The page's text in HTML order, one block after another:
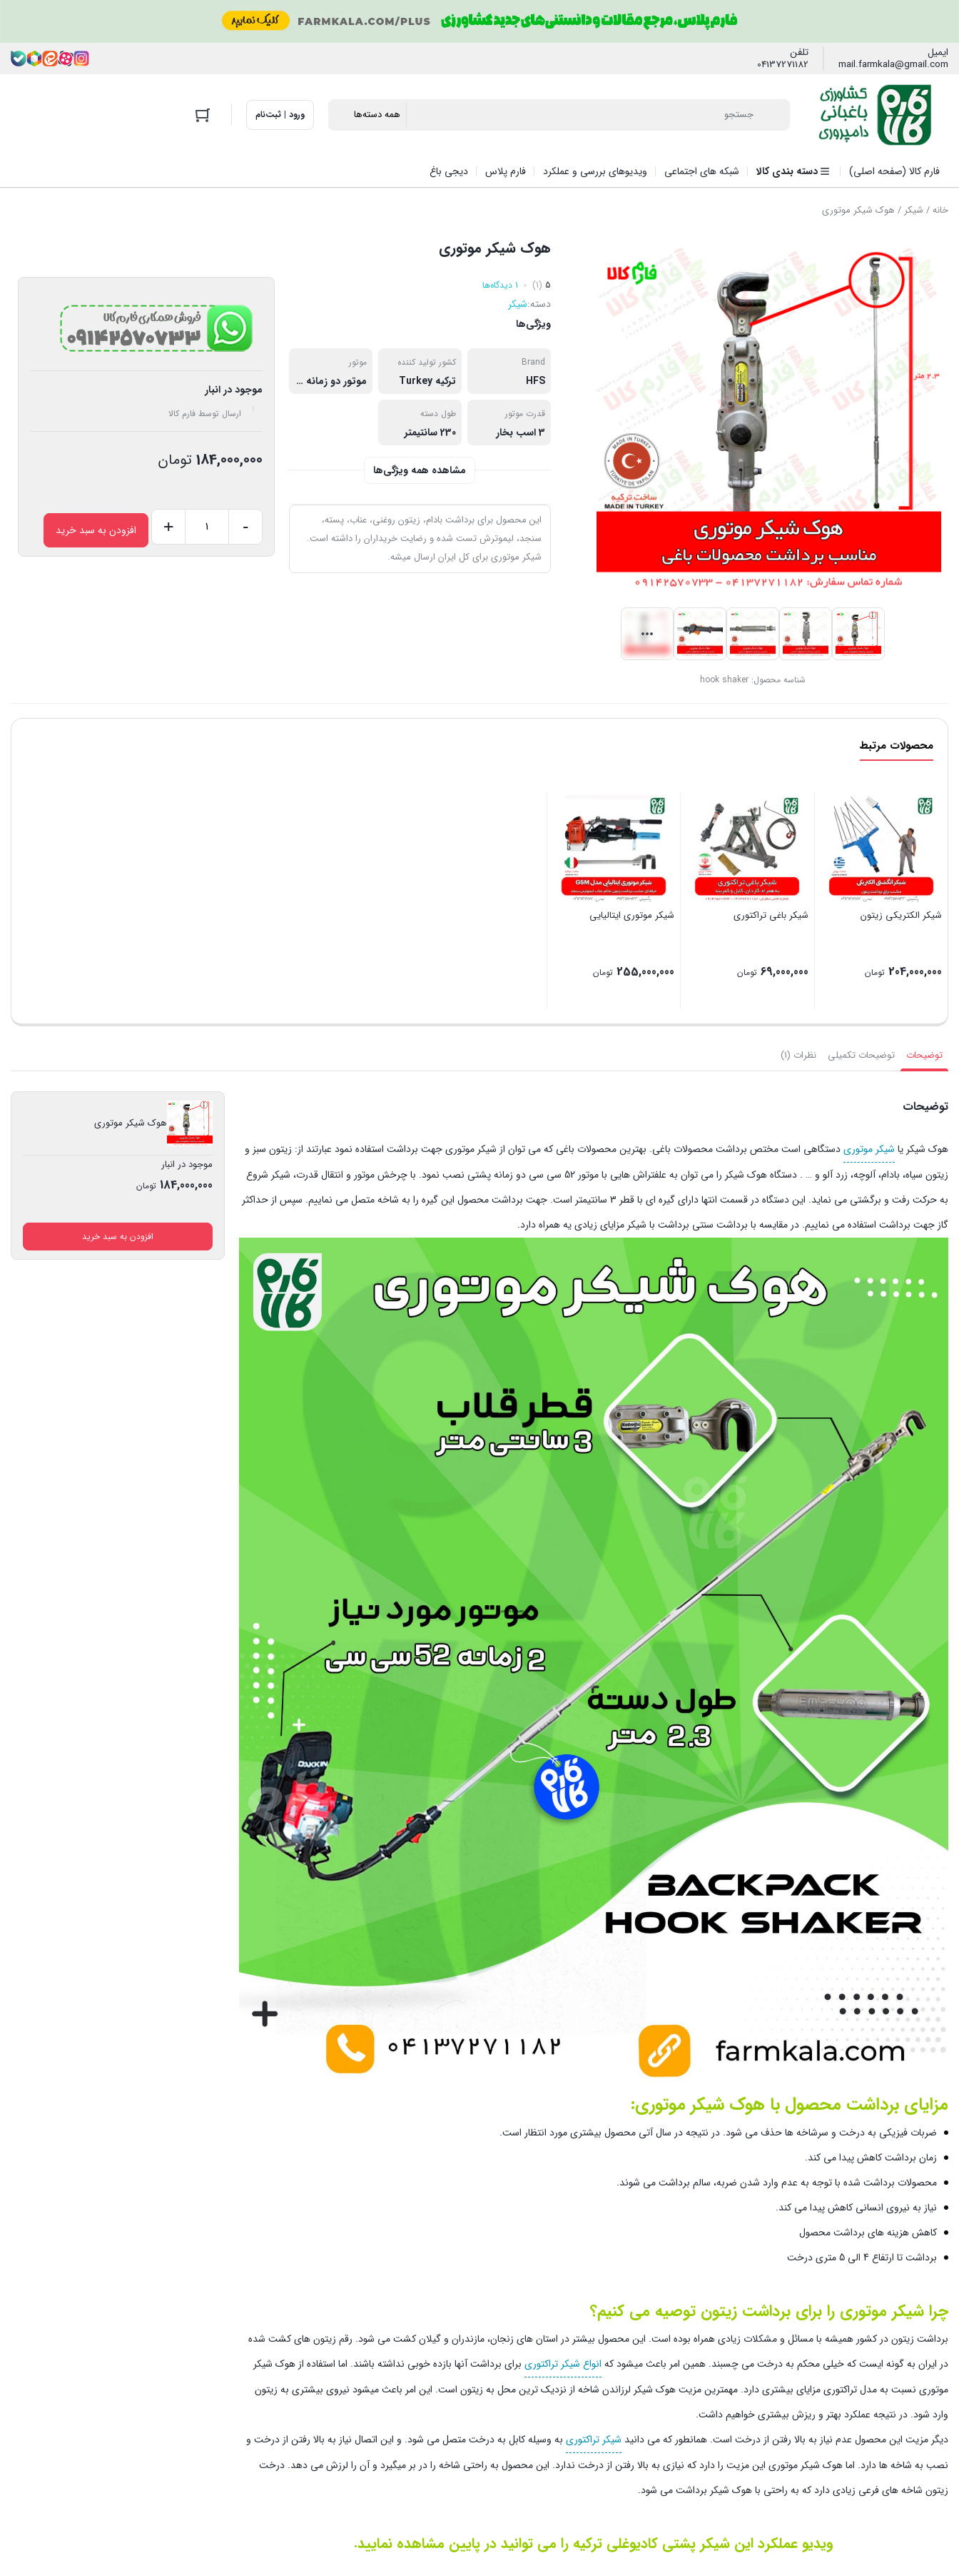
ایمیل
mail.farmkala@gmail.com
تلفن
04137271182
ورود | ثبت‌نام
فارم کالا (صفحه اصلی) دسته بندی کالا شبکه های اجتماعی ویدیوهای بررسی و عملکرد فارم پلاس دیجی باغ
خانه/ شیکر / هوک شیکر موتوری
شناسه محصول: hook shaker
هوک شیکر موتوری
5
(1) 1 دیدگاه‌ها
دسته:شیکر
ویژگی‌ها
Brand
HFS
کشور تولید کننده
ترکیه Turkey
موتور
موتور دو زمانه 63 سی سی پشتی
قدرت موتور
3 اسب بخار
طول دسته
230 سانتیمتر
مشاهده همه ویژگی‌ها
این محصول برای برداشت بادام، زیتون روغنی، عناب، پسته،
سنجد، لیموترش تست شده و رضایت خریداران را داشته است.
شیکر موتوری برای کل ایران ارسال میشه.
موجود در انبار
ارسال توسط فارم کالا
184,000,000 تومان
شیکر
-
+ افزودن به سبد خرید
محصولات مرتبط
شیکر الکتریکی زیتون
204,000,000 تومان
بستن
شیکر باغی تراکتوری
69,000,000 تومان
بستن
شیکر موتوری ایتالیایی
255,000,000 تومان
بستن
توضیحات توضیحات تکمیلی نظرات (1)
توضیحات
هوک شیکر یا شیکر موتوریدستگاهی است مختص برداشت محصولات باغی. بهترین محصولات باغی که می توان از شیکر موتوری جهت برداشت استفاده نمود عبارتند از: زیتون سبز و
زیتون سیاه، بادام، آلوچه، زرد آلو و … . دستگاه هوک شیکر را می توان به علفتراش هایی با موتور 52 سی سی دو زمانه پشتی نصب نمود. با چرخش موتور و انتقال قدرت، شیکر شروع
به حرکت رفت و برگشتی می نماید. این دستگاه در قسمت انتها دارای گیره ای با قطر 3 سانتیمتر است. جهت برداشت محصول این گیره را به شاخه متصل می نماییم. سپس از حداکثر
گاز جهت برداشت استفاده می نماییم. در مقایسه با برداشت سنتی برداشت با شیکر مزایای زیادی یه همراه دارد.
مزایای برداشت محصول با هوک شیکر موتوری:
ضربات فیزیکی به درخت و سرشاخه ها حذف می شود. در نتیجه در سال آتی محصول بیشتری مورد انتظار است.
زمان برداشت کاهش پیدا می کند.
محصولات برداشت شده با توجه به عدم وارد شدن ضربه، سالم برداشت می شوند.
نیاز به نیروی انسانی کاهش پیدا می کند.
کاهش هزینه های برداشت محصول
برداشت تا ارتفاع 4 الی 5 متری درخت
چرا شیکر موتوری را برای برداشت زیتون توصیه می کنیم؟
برداشت زیتون در کشور همیشه با مسائل و مشکلات زیادی همراه بوده است. این محصول بیشتر در استان های زنجان، مازندران و گیلان کشت می شود. رقم زیتون های کشت شده
در ایران به گونه ایست که خیلی محکم به درخت می چسبند. همین امر باعث میشود که انواع شیکر تراکتوری برای برداشت آنها بازده خوبی نداشته باشند. اما استفاده از هوک شیکر
موتوری نسبت به مدل تراکتوری مزایای بیشتری دارد. مهمترین مزیت هوک شیکر لرزاندن شاخه از نزدیک ترین محل به زیتون است. این امر باعث میشود نیروی بیشتری به زیتون
وارد شود. در نتیجه عملکرد بهتر و ریزش بیشتری خواهیم داشت.
دیگر مزیت این محصول عدم نیاز به بالا رفتن از درخت است. همانطور که می دانید شیکر تراکتوری به وسیله کابل به درخت متصل می شود. و این اتصال نیاز به بالا رفتن از درخت و
نصب به شاخه ها دارد. اما هوک شیکر موتوری این مزیت را دارد که نیازی به بالا رفتن از درخت ندارد. این محصول به راحتی شاخه را در بر میگیرد و آن را لرزش می دهد. درخت
زیتون شاخه های فرعی زیادی دارد که به راحتی با هوک شیکر برداشت می شود.
ویدیو عملکرد این شیکر پشتی کادیوغلی ترکیه را می توانید در پایین مشاهده نمایید.
هوک شیکر موتوری
موجود در انبار
184,000,000 تومان
افزودن به سبد خرید